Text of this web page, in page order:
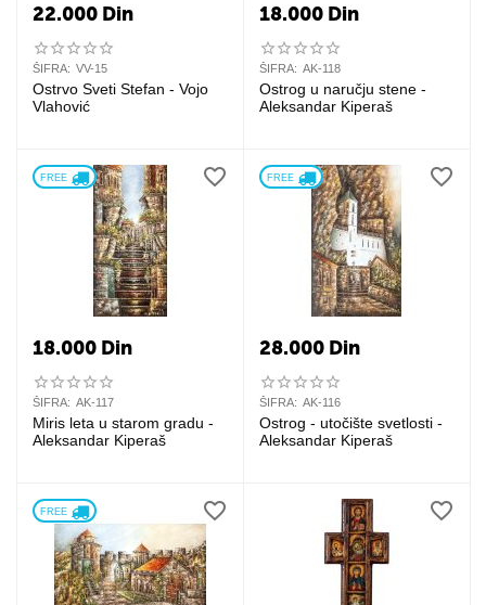
22.000 Din
ŠIFRA: VV-15
Ostrvo Sveti Stefan - Vojo
Vlahović
18.000 Din
ŠIFRA: AK-118
Ostrog u naručju stene -
Aleksandar Kiperaš
FREE
18.000 Din
ŠIFRA: AK-117
Miris leta u starom gradu -
Aleksandar Kiperaš
FREE
28.000 Din
ŠIFRA: AK-116
Ostrog - utočište svetlosti -
Aleksandar Kiperaš
FREE